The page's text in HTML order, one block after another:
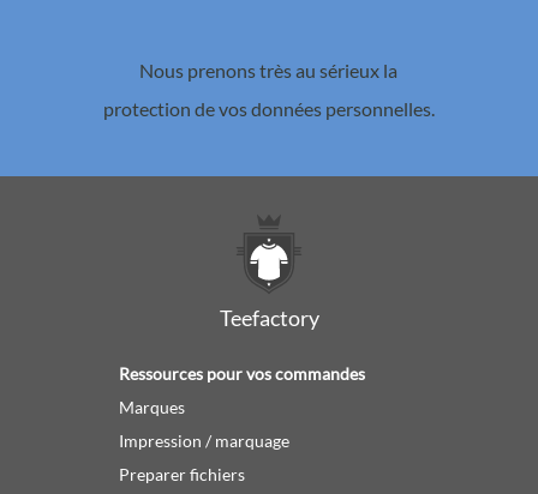
Nous prenons très au sérieux la
protection de vos données personnelles.
Teefactory
Ressources pour vos commandes
Marques
Impression / marquage
Preparer fichiers